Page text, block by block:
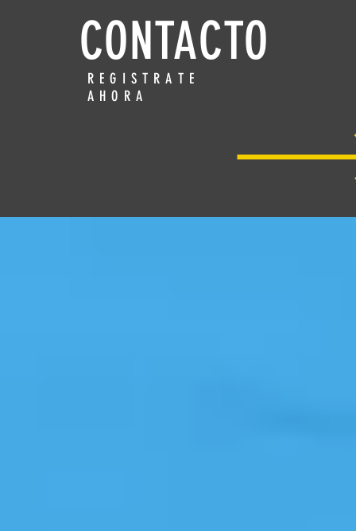
CONTACTO
REGISTRATE
AHORA